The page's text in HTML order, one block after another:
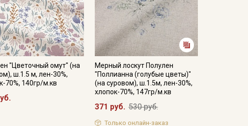
"Цветочный омут" (на
ш.1.5 м, лен-30%,
70%, 140гр/м.кв
Мерный лоскут Полулен
"Поллианна (голубые цветы)"
(на суровом), ш.1.5м, лен-30%,
хлопок-70%, 147гр/м.кв
371 руб. 530 руб.
Только онлайн-заказ